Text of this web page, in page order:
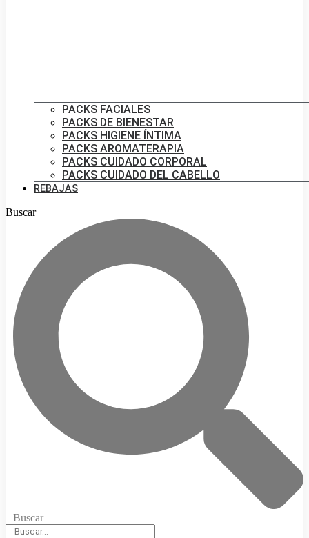
PACKS FACIALES
PACKS DE BIENESTAR
PACKS HIGIENE ÍNTIMA
PACKS AROMATERAPIA
PACKS CUIDADO CORPORAL
PACKS CUIDADO DEL CABELLO
REBAJAS
Buscar
Buscar